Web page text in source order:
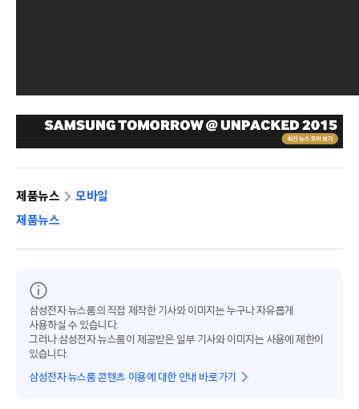
제품뉴스
모바일
제품뉴스
삼성전자 뉴스룸의 직접 제작한 기사와 이미지는 누구나 자유롭게
사용하실 수 있습니다.
그러나 삼성전자 뉴스룸이 제공받은 일부 기사와 이미지는 사용에 제한이
있습니다.
삼성전자 뉴스룸 콘텐츠 이용에 대한 안내 바로가기